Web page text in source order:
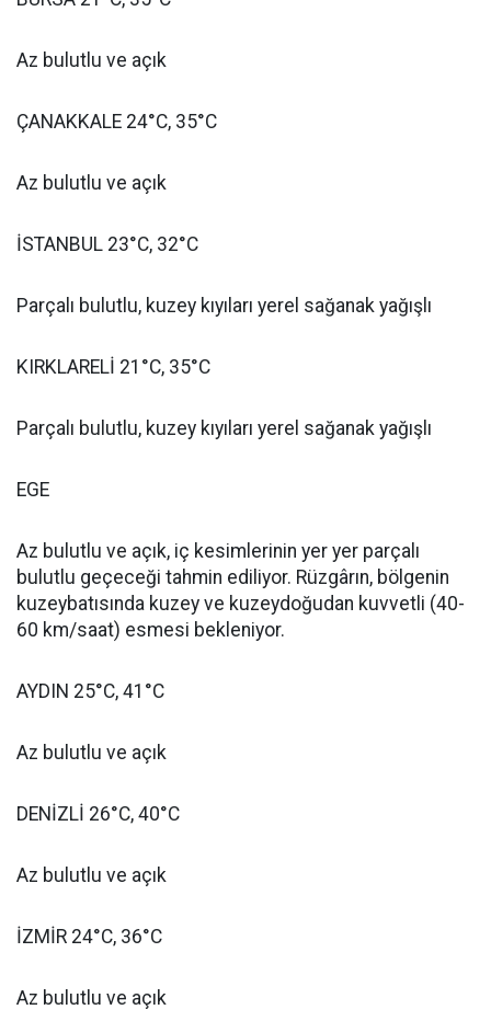
Az bulutlu ve açık
ÇANAKKALE 24°C, 35°C
Az bulutlu ve açık
İSTANBUL 23°C, 32°C
Parçalı bulutlu, kuzey kıyıları yerel sağanak yağışlı
KIRKLARELİ 21°C, 35°C
Parçalı bulutlu, kuzey kıyıları yerel sağanak yağışlı
EGE
Az bulutlu ve açık, iç kesimlerinin yer yer parçalı
bulutlu geçeceği tahmin ediliyor. Rüzgârın, bölgenin
kuzeybatısında kuzey ve kuzeydoğudan kuvvetli (40-
60 km/saat) esmesi bekleniyor.
AYDIN 25°C, 41°C
Az bulutlu ve açık
DENİZLİ 26°C, 40°C
Az bulutlu ve açık
İZMİR 24°C, 36°C
Az bulutlu ve açık